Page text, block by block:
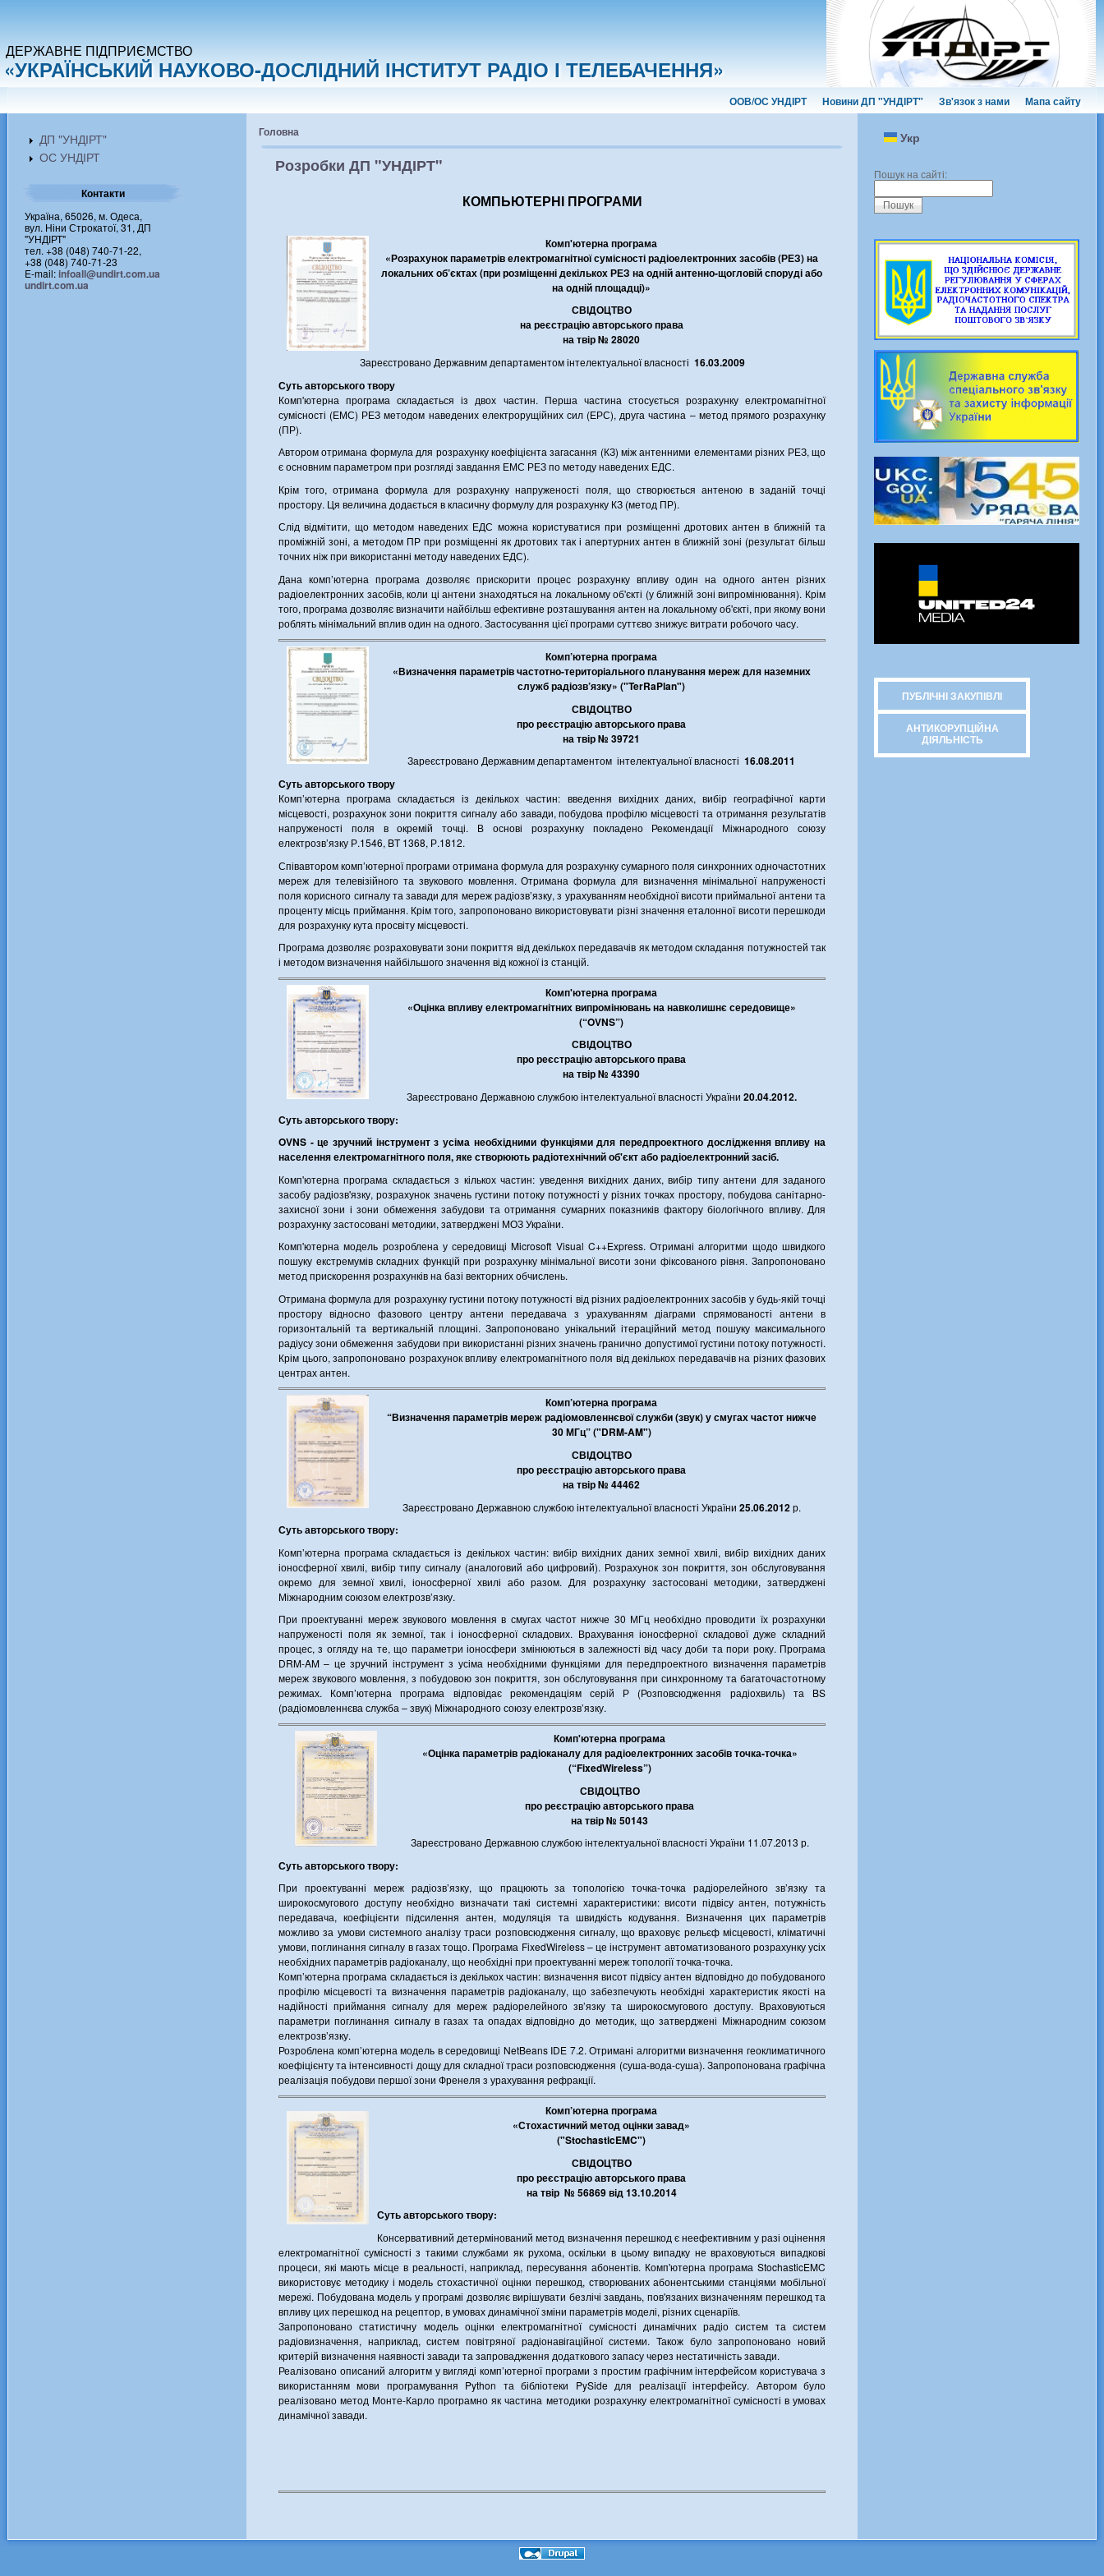
ДЕРЖАВНЕ ПІДПРИЄМСТВО
«УКРАЇНСЬКИЙ НАУКОВО-ДОСЛІДНИЙ ІНСТИТУТ РАДІО І ТЕЛЕБАЧЕННЯ»
ООВ/ОС УНДІРТ Новини ДП "УНДІРТ" Зв'язок з нами Мапа сайту
ДП "УНДІРТ"
ОС УНДІРТ
Контакти
Україна, 65026, м. Одеса,
вул. Ніни Строкатої, 31, ДП
"УНДІРТ"
тел. +38 (048) 740-71-22,
+38 (048) 740-71-23
E-mail:infoall@undirt.com.ua
undirt.com.ua
Головна
Розробки ДП "УНДІРТ"
КОМПЬЮТЕРНІ ПРОГРАМИ
Комп'ютерна програма
«Розрахунок параметрів електромагнітної сумісності радіоелектронних засобів (РЕЗ) на
локальних об’єктах (при розміщенні декількох РЕЗ на одній антенно-щогловій споруді або
на одній площадці)»
СВІДОЦТВО
на реєстрацію авторського права
на твір № 28020
Зареєстровано Державним департаментом інтелектуальної власності 16.03.2009
Суть авторського твору
Комп'ютерна програма складається із двох частин. Перша частина стосується розрахунку електромагнітної
сумісності (ЕМС) РЕЗ методом наведених електрорущійних сил (ЕРС), друга частина – метод прямого розрахунку
(ПР).
Автором отримана формула для розрахунку коефіцієнта загасання (КЗ) між антенними елементами різних РЕЗ, що
є основним параметром при розгляді завдання ЕМС РЕЗ по методу наведених ЕДС.
Крім того, отримана формула для розрахунку напруженості поля, що створюється антеною в заданій точці
простору. Ця величина додається в класичну формулу для розрахунку КЗ (метод ПР).
Слід відмітити, що методом наведених ЕДС можна користуватися при розміщенні дротових антен в ближній та
проміжній зоні, а методом ПР при розміщенні як дротових так і апертурних антен в ближній зоні (результат більш
точних ніж при використанні методу наведених ЕДС).
Дана комп’ютерна програма дозволяє прискорити процес розрахунку впливу один на одного антен різних
радіоелектронних засобів, коли ці антени знаходяться на локальному об'єкті (у ближній зоні випромінювання). Крім
того, програма дозволяє визначити найбільш ефективне розташування антен на локальному об'єкті, при якому вони
роблять мінімальний вплив один на одного. Застосування цієї програми суттєво знижує витрати робочого часу.
Комп’ютерна програма
«Визначення параметрів частотно-територіального планування мереж для наземних
служб радіозв’язку» ("TerRaPlan")
СВІДОЦТВО
про реєстрацію авторського права
на твір № 39721
Зареєстровано Державним департаментом інтелектуальної власності 16.08.2011
Суть авторського твору
Комп’ютерна програма складається із декількох частин: введення вихідних даних, вибір географічної карти
місцевості, розрахунок зони покриття сигналу або завади, побудова профілю місцевості та отримання результатів
напруженості поля в окремій точці. В основі розрахунку покладено Рекомендації Міжнародного союзу
електрозв’язку Р.1546, BT 1368, Р.1812.
Співавтором комп’ютерної програми отримана формула для розрахунку сумарного поля синхронних одночастотних
мереж для телевізійного та звукового мовлення. Отримана формула для визначення мінімальної напруженості
поля корисного сигналу та завади для мереж радіозв’язку, з урахуванням необхідної висоти приймальної антени та
проценту місць приймання. Крім того, запропоновано використовувати різні значення еталонної висоти перешкоди
для розрахунку кута просвіту місцевості.
Програма дозволяє розраховувати зони покриття від декількох передавачів як методом складання потужностей так
і методом визначення найбільшого значення від кожної із станцій.
Комп'ютерна програма
«Оцінка впливу електромагнітних випромінювань на навколишнє середовище»
(“OVNS”)
СВІДОЦТВО
про реєстрацію авторського права
на твір № 43390
Зареєстровано Державною службою інтелектуальної власності України 20.04.2012.
Суть авторського твору:
OVNS - це зручний інструмент з усіма необхідними функціями для передпроектного дослідження впливу на
населення електромагнітного поля, яке створюють радіотехнічний об'єкт або радіоелектронний засіб.
Комп'ютерна програма складається з кількох частин: уведення вихідних даних, вибір типу антени для заданого
засобу радіозв'язку, розрахунок значень густини потоку потужності у різних точках простору, побудова санітарно-
захисної зони і зони обмеження забудови та отримання сумарних показників фактору біологічного впливу. Для
розрахунку застосовані методики, затверджені МОЗ України.
Комп'ютерна модель розроблена у середовищі Microsoft Visual C++Express. Отримані алгоритми щодо швидкого
пошуку екстремумів складних функцій при розрахунку мінімальної висоти зони фіксованого рівня. Запропоновано
метод прискорення розрахунків на базі векторних обчислень.
Отримана формула для розрахунку густини потоку потужності від різних радіоелектронних засобів у будь-якій точці
простору відносно фазового центру антени передавача з урахуванням діаграми спрямованості антени в
горизонтальній та вертикальній площині. Запропоновано унікальний ітераційний метод пошуку максимального
радіусу зони обмеження забудови при використанні різних значень гранично допустимої густини потоку потужності.
Крім цього, запропоновано розрахунок впливу електромагнітного поля від декількох передавачів на різних фазових
центрах антен.
Комп’ютерна програма
“Визначення параметрів мереж радіомовленнєвої служби (звук) у смугах частот нижче
30 МГц” ("DRM-AM")
СВІДОЦТВО
про реєстрацію авторського права
на твір № 44462
Зареєстровано Державною службою інтелектуальної власності України 25.06.2012р.
Суть авторського твору:
Комп’ютерна програма складається із декількох частин: вибір вихідних даних земної хвилі, вибір вихідних даних
іоносферної хвилі, вибір типу сигналу (аналоговий або цифровий). Розрахунок зон покриття, зон обслуговування
окремо для земної хвилі, іоносферної хвилі або разом. Для розрахунку застосовані методики, затверджені
Міжнародним союзом електрозв’язку.
При проектуванні мереж звукового мовлення в смугах частот нижче 30 МГц необхідно проводити їх розрахунки
напруженості поля як земної, так і іоносферної складових. Врахування іоносферної складової дуже складний
процес, з огляду на те, що параметри іоносфери змінюються в залежності від часу доби та пори року. Програма
DRM-AM – це зручний інструмент з усіма необхідними функціями для передпроектного визначення параметрів
мереж звукового мовлення, з побудовою зон покриття, зон обслуговування при синхронному та багаточастотному
режимах. Комп’ютерна програма відповідає рекомендаціям серій Р (Розповсюдження радіохвиль) та BS
(радіомовленнєва служба – звук) Міжнародного союзу електрозв’язку.
Комп'ютерна програма
«Оцінка параметрів радіоканалу для радіоелектронних засобів точка-точка»
(“FixedWireless”)
СВІДОЦТВО
про реєстрацію авторського права
на твір № 50143
Зареєстровано Державною службою інтелектуальної власності України 11.07.2013 р.
Суть авторського твору:
При проектуванні мереж радіозв’язку, що працюють за топологією точка-точка радіорелейного зв’язку та
широкосмугового доступу необхідно визначати такі системні характеристики: висоти підвісу антен, потужність
передавача, коефіцієнти підсилення антен, модуляція та швидкість кодування. Визначення цих параметрів
можливо за умови системного аналізу траси розповсюдження сигналу, що враховує рельєф місцевості, кліматичні
умови, поглинання сигналу в газах тощо. Програма FixedWireless – це інструмент автоматизованого розрахунку усіх
необхідних параметрів радіоканалу, що необхідні при проектуванні мереж топології точка-точка.
Комп’ютерна програма складається із декількох частин: визначення висот підвісу антен відповідно до побудованого
профілю місцевості та визначення параметрів радіоканалу, що забезпечують необхідні характеристик якості на
надійності приймання сигналу для мереж радіорелейного зв’язку та широкосмугового доступу. Враховуються
параметри поглинання сигналу в газах та опадах відповідно до методик, що затверджені Міжнародним союзом
електрозв’язку.
Розроблена комп’ютерна модель в середовищі NetBeans IDE 7.2. Отримані алгоритми визначення геоклиматичного
коефіцієнту та інтенсивності дощу для складної траси розповсюдження (суша-вода-суша). Запропонована графічна
реалізація побудови першої зони Френеля з урахування рефракції.
Комп’ютерна програма
«Стохастичний метод оцінки завад»
("StochasticEMC")
СВІДОЦТВО
про реєстрацію авторського права
на твір № 56869 від 13.10.2014
Суть авторського твору:
Консервативний детермінований метод визначення перешкод є неефективним у разі оцінення
електромагнітної сумісності з такими службами як рухома, оскільки в цьому випадку не враховуються випадкові
процеси, які мають місце в реальності, наприклад, пересування абонентів. Комп'ютерна програма StochasticEMC
використовує методику і модель стохастичної оцінки перешкод, створюваних абонентськими станціями мобільної
мережі. Побудована модель у програмі дозволяє вирішувати безлічі завдань, пов'язаних визначенням перешкод та
впливу цих перешкод на рецептор, в умовах динамічної зміни параметрів моделі, різних сценаріїв.
Запропоновано статистичну модель оцінки електромагнітної сумісності динамічних радіо систем та систем
радіовизначення, наприклад, систем повітряної радіонавігаційної системи. Також було запропоновано новий
критерій визначення наявності завади та запровадження додаткового запасу через нестатичність завади.
Реалізовано описаний алгоритм у вигляді комп’ютерної програми з простим графічним інтерфейсом користувача з
використанням мови програмування Python та бібліотеки PySide для реалізації інтерфейсу. Автором було
реалізовано метод Монте-Карло програмно як частина методики розрахунку електромагнітної сумісності в умовах
динамічної завади.
Укр
Пошук на сайті:
ПУБЛІЧНІ ЗАКУПІВЛІ
АНТИКОРУПЦІЙНА
ДІЯЛЬНІСТЬ